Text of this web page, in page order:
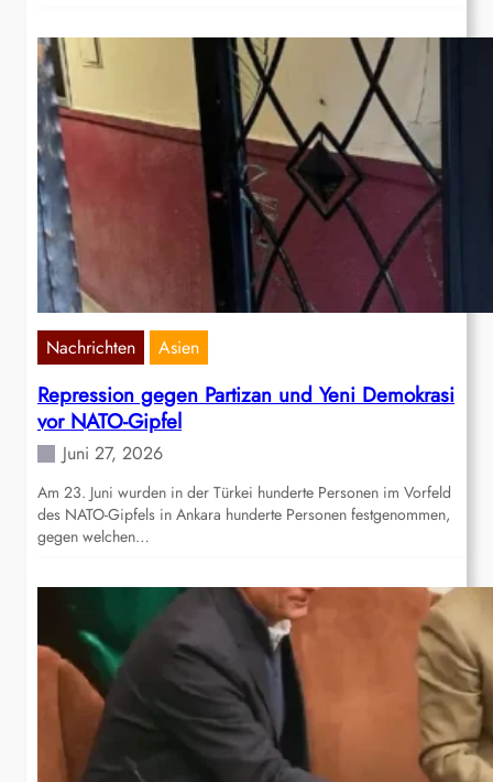
Nachrichten Asien
Repression gegen Partizan und Yeni Demokrasi
vor NATO-Gipfel
Juni 27, 2026
Am 23. Juni wurden in der Türkei hunderte Personen im Vorfeld
des NATO-Gipfels in Ankara hunderte Personen festgenommen,
gegen welchen…